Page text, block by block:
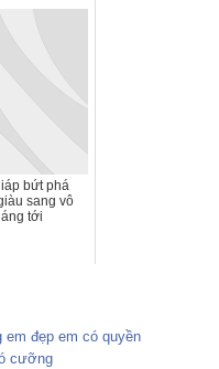
bứt phá
sang vô
tới
em đẹp em có quyền
cưỡng